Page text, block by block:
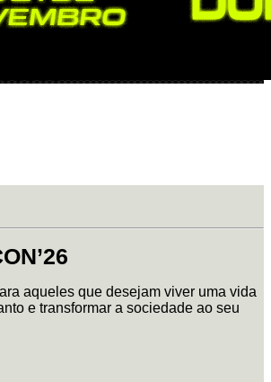
aqueles que desejam viver uma vida
e transformar a sociedade ao seu